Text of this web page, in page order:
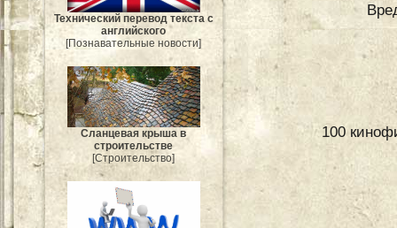
Технический перевод текста с
английского
[Познавательные новости]
Сланцевая крыша в
строительстве
[Строительство]
100